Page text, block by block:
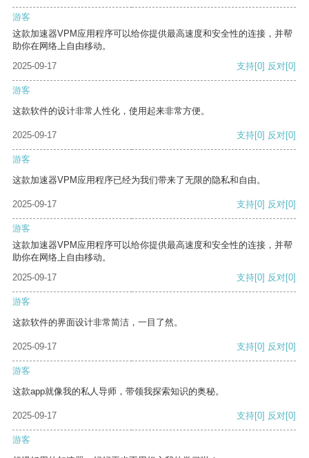
游客
这款加速器VPM应用程序可以给你提供最高速度和安全性的连接，并帮
助你在网络上自由移动。
2025-09-17
支持[0] 反对[0]
游客
这款软件的设计非常人性化，使用起来非常方便。
2025-09-17 支持[0] 反对[0]
游客
这款加速器VPM应用程序已经为我们带来了无限的隐私和自由。
2025-09-17 支持[0] 反对[0]
游客
这款加速器VPM应用程序可以给你提供最高速度和安全性的连接，并帮
助你在网络上自由移动。
2025-09-17
支持[0] 反对[0]
游客
这款软件的界面设计非常简洁，一目了然。
2025-09-17 支持[0] 反对[0]
游客
这款app就像我的私人导师，带领我探索知识的奥秘。
2025-09-17 支持[0] 反对[0]
游客